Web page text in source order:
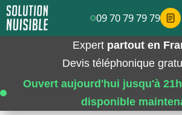
Expert partout en
Devis téléphonique
Ouvert aujourd'hui jusqu'à
disponible
09 70 79 79 79